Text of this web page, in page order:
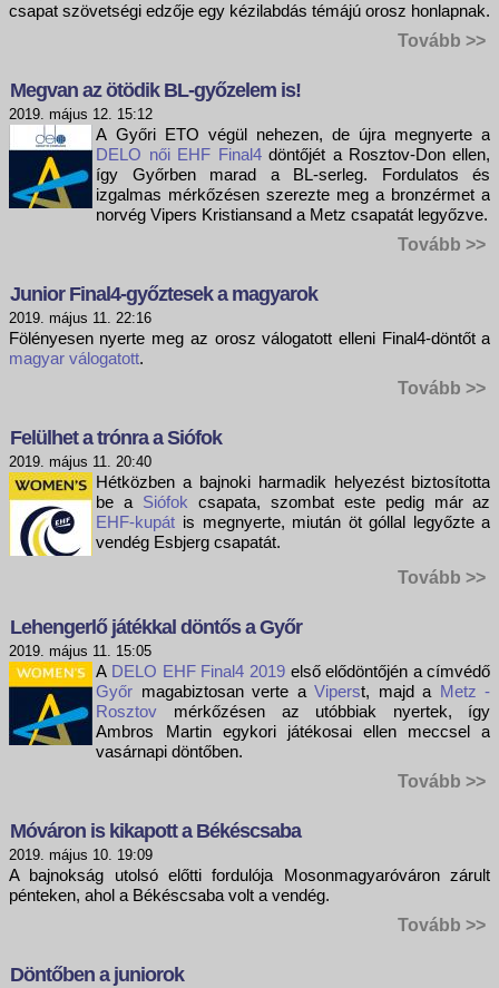
csapat szövetségi edzője egy kézilabdás témájú orosz honlapnak.
Tovább >>
Megvan az ötödik BL-győzelem is!
2019. május 12. 15:12
A Győri ETO végül nehezen, de újra megnyerte a
DELO női EHF Final4döntőjét a Rosztov-Don ellen,
így Győrben marad a BL-serleg. Fordulatos és
izgalmas mérkőzésen szerezte meg a bronzérmet a
norvég Vipers Kristiansand a Metz csapatát legyőzve.
Tovább >>
Junior Final4-győztesek a magyarok
2019. május 11. 22:16
Fölényesen nyerte meg az orosz válogatott elleni Final4-döntőt a
magyar válogatott.
Tovább >>
Felülhet a trónra a Siófok
2019. május 11. 20:40
Hétközben a bajnoki harmadik helyezést biztosította
be a Siófok csapata, szombat este pedig már az
EHF-kupát is megnyerte, miután öt góllal legyőzte a
vendég Esbjerg csapatát.
Tovább >>
Lehengerlő játékkal döntős a Győr
2019. május 11. 15:05
A DELO EHF Final4 2019első elődöntőjén a címvédő
Győr magabiztosan verte aViperst, majd a Metz -
Rosztov mérkőzésen az utóbbiak nyertek, így
Ambros Martin egykori játékosai ellen meccsel a
vasárnapi döntőben.
Tovább >>
Móváron is kikapott a Békéscsaba
2019. május 10. 19:09
A bajnokság utolsó előtti fordulója Mosonmagyaróváron zárult
pénteken, ahol a Békéscsaba volt a vendég.
Tovább >>
Döntőben a juniorok